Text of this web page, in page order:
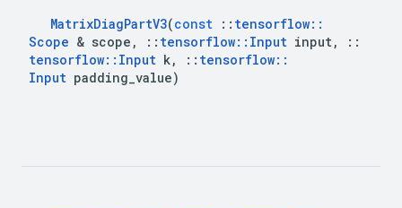
MatrixDiagPartV3(const :: tensorflow::
Scope & scope , :: tensorflow:: Input input,
::
tensorflow:: Input k, :: tensorflow::
Input padding value)